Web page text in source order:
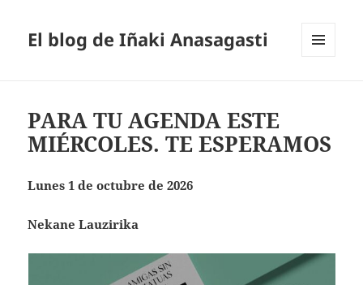
El blog de Iñaki Anasagasti
PARA TU AGENDA ESTE
MIÉRCOLES. TE ESPERAMOS
Lunes 1 de octubre de 2026
Nekane Lauzirika